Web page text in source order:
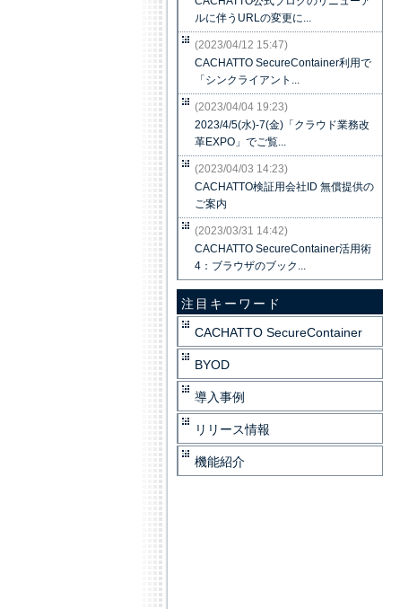
ルに伴うURLの変更に...
(2023/04/12 15:47)
CACHATTO SecureContainer利用で
「シンクライアント...
(2023/04/04 19:23)
2023/4/5(水)-7(金)「クラウド業務改
革EXPO」でご覧...
(2023/04/03 14:23)
CACHATTO検証用会社ID 無償提供の
ご案内
(2023/03/31 14:42)
CACHATTO SecureContainer活用術
4：ブラウザのブック...
注目キーワード
CACHATTO SecureContainer
BYOD
導入事例
リリース情報
機能紹介